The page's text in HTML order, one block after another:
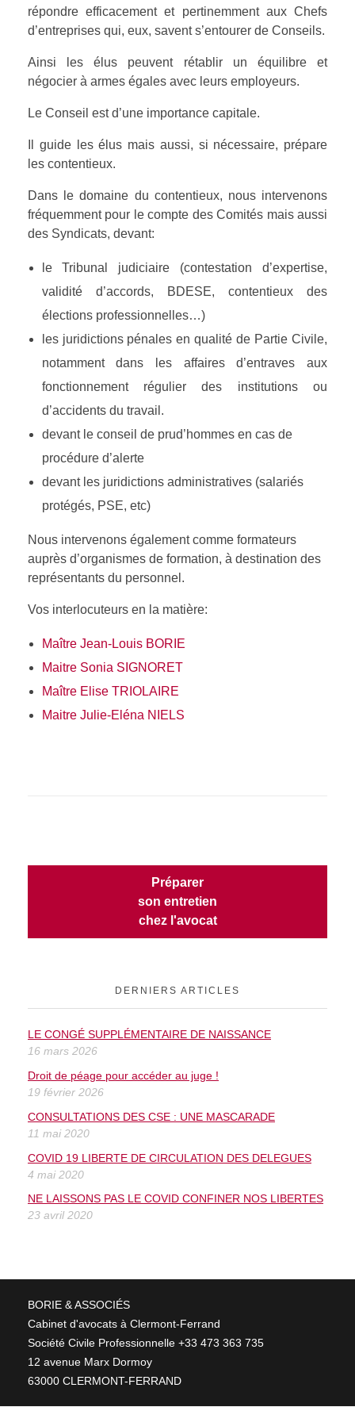
répondre efficacement et pertinemment aux Chefs
d’entreprises qui, eux, savent s’entourer de Conseils.
Ainsi les élus peuvent rétablir un équilibre et
négocier à armes égales avec leurs employeurs.
Le Conseil est d’une importance capitale.
Il guide les élus mais aussi, si nécessaire, prépare
les contentieux.
Dans le domaine du contentieux, nous intervenons
fréquemment pour le compte des Comités mais aussi
des Syndicats, devant:
le Tribunal judiciaire (contestation d’expertise,
validité d’accords, BDESE, contentieux des
élections professionnelles…)
les juridictions pénales en qualité de Partie Civile,
notamment dans les affaires d’entraves aux
fonctionnement régulier des institutions ou
d’accidents du travail.
devant le conseil de prud’hommes en cas de
procédure d’alerte
devant les juridictions administratives (salariés
protégés, PSE, etc)
Nous intervenons également comme formateurs
auprès d’organismes de formation, à destination des
représentants du personnel.
Vos interlocuteurs en la matière:
Maître Jean-Louis BORIE
Maitre Sonia SIGNORET
Maître Elise TRIOLAIRE
Maitre Julie-Eléna NIELS
Préparer
son entretien
chez l'avocat
DERNIERS ARTICLES
LE CONGÉ SUPPLÉMENTAIRE DE NAISSANCE
16 mars 2026
Droit de péage pour accéder au juge !
19 février 2026
CONSULTATIONS DES CSE : UNE MASCARADE
11 mai 2020
COVID 19 LIBERTE DE CIRCULATION DES DELEGUES
4 mai 2020
NE LAISSONS PAS LE COVID CONFINER NOS LIBERTES
23 avril 2020
BORIE & ASSOCIÉS
Cabinet d'avocats à Clermont-Ferrand
Société Civile Professionnelle +33 473 363 735
12 avenue Marx Dormoy
63000 CLERMONT-FERRAND